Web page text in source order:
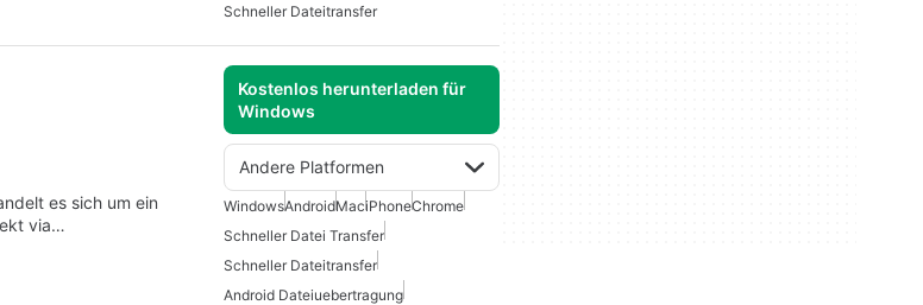
Schneller Dateitransfer
Kostenlos herunterladen für
Windows
Andere Platformen
es sich um ein
via…
WindowsAndroidMaciPhoneChrome
Schneller Datei Transfer
Schneller Dateitransfer
Android Dateiuebertragung